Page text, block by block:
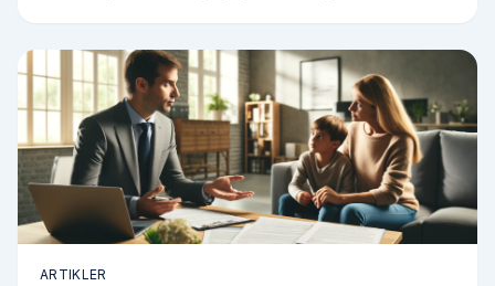
ARTIKLER